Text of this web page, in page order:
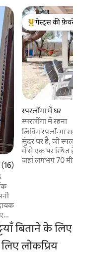
5 में से 4.94, 16 समीक्षाएँ
गेस्ट्स का टॉप फ़ेवरेट
गेस्ट्स की फ़ेवरेट
स्परलोंगा में घर
स्परलोंगा में रहना
लिविंग स्पर्लॉन्गा
सुंदर घर है, जो
में से एक पर स्थित है।
जहां लगभग 70 मीटर
बिताने के लिए
लोकप्रिय